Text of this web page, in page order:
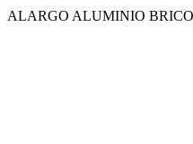
ALARGO ALUMINIO